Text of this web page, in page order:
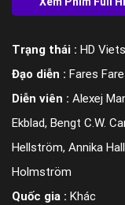
Trạng thái : HD
Đạo diễn : Fares
Diễn viên : Alexej
Ekblad, Bengt C.W.
Hellström, Annika
Holmström
Quốc gia : Khác